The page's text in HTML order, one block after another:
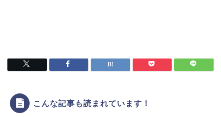
こんな記事も読まれています！